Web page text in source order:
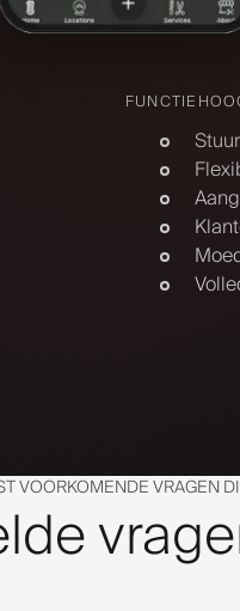
VOORKOMENDE VRAGEN